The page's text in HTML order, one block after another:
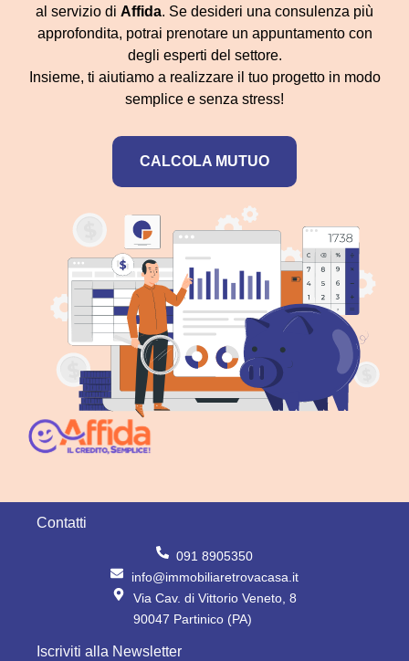
al servizio di Affida. Se desideri una consulenza più
approfondita, potrai prenotare un appuntamento con
degli esperti del settore.
Insieme, ti aiutiamo a realizzare il tuo progetto in modo
semplice e senza stress!
CALCOLA MUTUO
Contatti
091 8905350
info@immobiliaretrovacasa.it
Via Cav. di Vittorio Veneto, 8
90047 Partinico (PA)
Iscriviti alla Newsletter